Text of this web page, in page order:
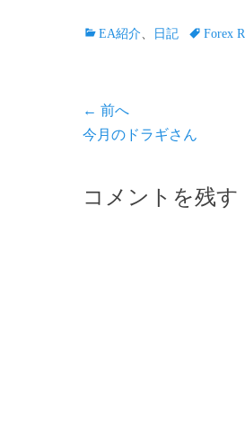
カ
ー
EA紹介、 日記
タ Forex
投
稿
ビ
← 前へ
前
事:
今月のドラギさん
コメントを残す